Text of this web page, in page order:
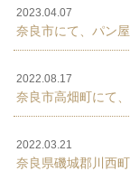
2023.04.07
奈良市にて、パン
2022.08.17
奈良市高畑町にて
2022.03.21
奈良県磯城郡川西